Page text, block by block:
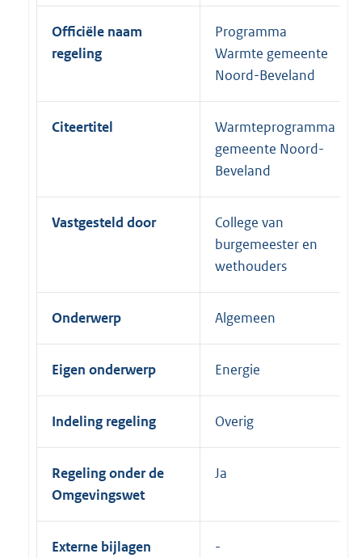
Officiële naam
regeling
Programma
Warmte gemeente
Noord-Beveland
Citeertitel
Warmteprogramma
gemeente Noord-
Beveland
Vastgesteld door
College van
burgemeester en
wethouders
Onderwerp Algemeen
Eigen onderwerp Energie
Indeling regeling Overig
Regeling onder de
Omgevingswet
Ja
Externe bijlagen